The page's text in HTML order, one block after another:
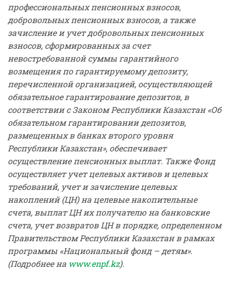
профессиональных пенсионных взносов,
добровольных пенсионных взносов, а также
зачисление и учет добровольных пенсионных
взносов, сформированных за счет
невостребованной суммы гарантийного
возмещения по гарантируемому депозиту,
перечисленной организацией, осуществляющей
обязательное гарантирование депозитов, в
соответствии с Законом Республики Казахстан «Об
обязательном гарантировании депозитов,
размещенных в банках второго уровня
Республики Казахстан», обеспечивает
осуществление пенсионных выплат. Также Фонд
осуществляет учет целевых активов и целевых
требований, учет и зачисление целевых
накоплений (ЦН) на целевые накопительные
счета, выплат ЦН их получателю на банковские
счета, учет возвратов ЦН в порядке, определенном
Правительством Республики Казахстан в рамках
программы «Национальный фонд – детям».
(Подробнее на www.enpf.kz).